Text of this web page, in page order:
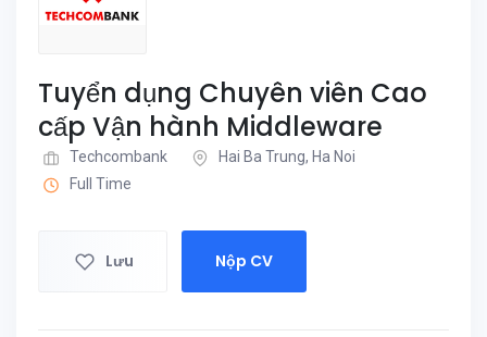
Tuyển dụng Chuyên viên Cao
cấp Vận hành Middleware
Techcombank
Hai Ba Trung, Ha Noi
Full Time
Lưu Nộp CV